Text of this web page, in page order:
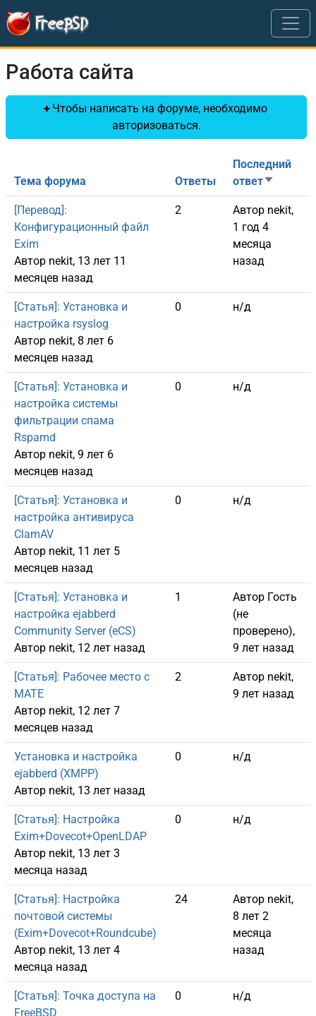
Работа сайта
Чтобы написать на форуме, необходимо
авторизоваться.
Тема форума Ответы
Последний
ответ
Обычная тема
[Перевод]:
Конфигурационный файл
Exim
Автор nekit, 13 лет 11
месяцев назад
2 Автор nekit,
1 год 4
месяца
назад
Обычная тема
[Статья]: Установка и
настройка rsyslog
Автор nekit, 8 лет 6
месяцев назад
0 н/д
Обычная тема
[Статья]: Установка и
настройка системы
фильтрации спама
Rspamd
Автор nekit, 9 лет 6
месяцев назад
0 н/д
Обычная тема
[Статья]: Установка и
настройка антивируса
ClamAV
Автор nekit, 11 лет 5
месяцев назад
0 н/д
Обычная тема
[Статья]: Установка и
настройка ejabberd
Community Server (eCS)
Автор nekit, 12 лет назад
1 Автор Гость
(не
проверено),
9 лет назад
Обычная тема
[Статья]: Рабочее место с
MATE
Автор nekit, 12 лет 7
месяцев назад
2 Автор nekit,
9 лет назад
Обычная тема
Установка и настройка
ejabberd (XMPP)
Автор nekit, 13 лет назад
0 н/д
Обычная тема
[Статья]: Настройка
Exim+Dovecot+OpenLDAP
Автор nekit, 13 лет 3
месяца назад
0 н/д
Обычная тема
[Статья]: Настройка
почтовой системы
(Exim+Dovecot+Roundcube)
Автор nekit, 13 лет 4
месяца назад
24 Автор nekit,
8 лет 2
месяца
назад
Обычная тема
[Статья]: Точка доступа на
FreeBSD
0 н/д